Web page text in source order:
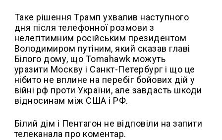
Таке рішення Трамп ухвалив наступного
дня після телефонної розмови з
нелегітимним російським президентом
Володимиром путіним, який сказав главі
Білого дому, що Tomahawk можуть
уразити Москву і Санкт-Петербург і що це
нібито не вплине на перебіг бойових дій у
війні рф проти України, але завдасть шкоди
відносинам між США і РФ.
Білий дім і Пентагон не відповіли на запити
телеканала про коментар.